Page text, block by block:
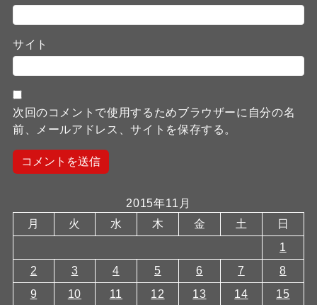
サイト
次回のコメントで使用するためブラウザーに自分の名
前、メールアドレス、サイトを保存する。
2015年11月
月
火 水 木 金 土
日
1
2
3 4 5 6 7
8
9
10 11 12 13 14 15